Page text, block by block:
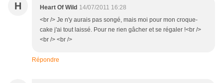
H Heart Of Wild 14/07/2011 16:28
<br /> Je n'y aurais pas songé, mais moi pour mon croque-
cake j'ai tout laissé. Pour ne rien gâcher et se régaler !<br />
<br /> <br />
Répondre